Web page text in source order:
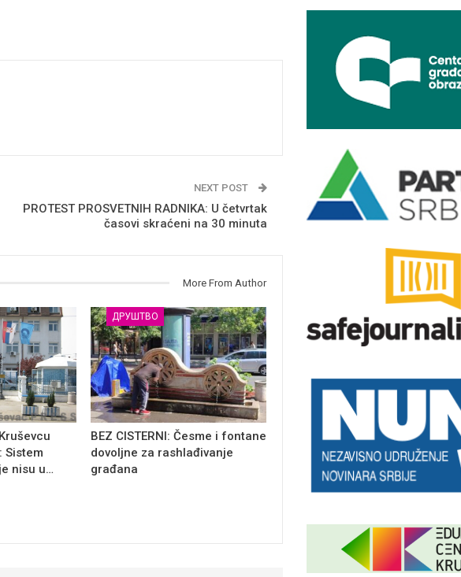
NEXT POST
PROTEST PROSVETNIH RADNIKA: U četvrtak
časovi skraćeni na 30 minuta
More From Author
Sistem
nisu u…
ДРУШТВО
BEZ CISTERNI: Česme i fontane
dovoljne za rashlađivanje
građana